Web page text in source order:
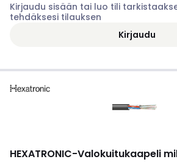
Kirjaudu sisään tai luo tili
tehdäksesi tilauksen
Kirjaudu
HEXATRONIC-Valokuitukaapeli